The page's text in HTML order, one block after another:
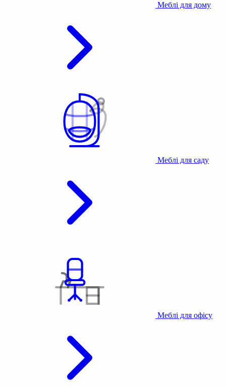
Меблі для дому
Меблі для саду
Меблі для офісу